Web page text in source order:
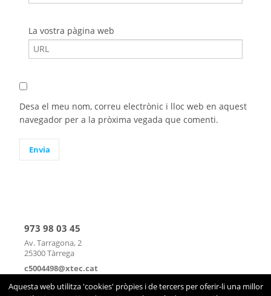
La vostra pàgina web
Desa el meu nom, correu electrònic i lloc web en aquest
navegador per a la pròxima vegada que comenti.
973 98 03 45
Av. Tarragona, 2
25300 Tàrrega
c5004498@xtec.cat
mapa
| contacte
Aquesta web utilitza 'cookies' pròpies i de tercers per oferir-li una millor